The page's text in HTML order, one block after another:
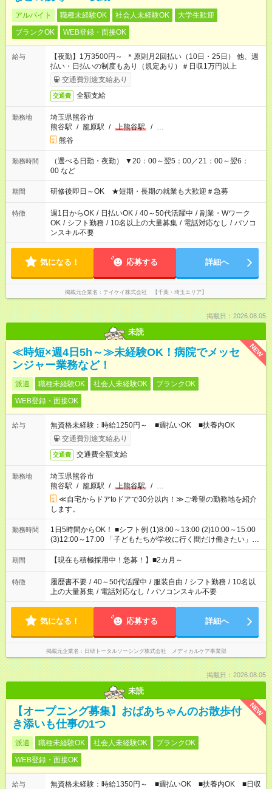
アルバイト 職種未経験OK 社会人未経験OK
大学生歓迎
ブランクOK
WEB登録・面接OK
給与
【夜勤】1万3500円～ ＊原則月2回払い（10日・25日） 他、週
払い・日払いの制度もあり（規定あり）＃日収1万円以上
交通費別途支給あり
交通費 全額支給
勤務地
埼玉県熊谷市
熊谷駅 / 籠原駅 / 上熊谷駅 / …
熊谷
勤務時間
（選べる日勤・夜勤） ▼20：00～翌5：00／21：00～翌6：
00 など
期間 研修後即日～OK ★短期・長期の就業も大歓迎＃急募
特徴 週1日からOK / 日払いOK / 40～50代活躍中 / 副業・Wワーク
OK / シフト勤務 / 10名以上の大量募集 / 電話対応なし / パソコ
ンスキル不要
気になる！ 応募する 詳細へ
掲載元企業名 テイケイ株式会社 【千葉・埼玉エリア】
掲載日：2026.08.05
未読
NEW
≪時短×週4日5h～≫未経験OK！病院でメッセ
ンジャー業務など！
派遣 職種未経験OK 社会人未経験OK
ブランクOK
WEB登録・面接OK
給与
無資格未経験：時給1250円～ ■週払いOK ■扶養内OK
交通費別途支給あり
交通費 交通費全額支給
勤務地
埼玉県熊谷市
熊谷駅 / 籠原駅 / 上熊谷駅 / …
≪自宅からドアtoドアで30分以内！≫ご希望の勤務地を紹介
します。
勤務時間
1日5時間からOK！ ■シフト例 (1)8:00～13:00 (2)10:00～15:00
(3)12:00～17:00 「子どもたちが学校に行く間だけ働きたい」
「余裕を持って夕飯の準備がしたい」 「午前中は働いて、午後
はプライベートの時間にしたい」 など、ご希望を教えてくださ
間と、もう1つのお仕事の勤務時間。 合計で週40時間を超える
場合は応募できません。
期間 【現在も積極採用中！急募！】■2カ月～
特徴 履歴書不要 / 40～50代活躍中 / 服装自由 / シフト勤務 / 10名以
上の大量募集 / 電話対応なし / パソコンスキル不要
気になる！ 応募する 詳細へ
掲載元企業名 日研トータルソーシング株式会社 メディカルケア事業部
掲載日：2026.08.05
未読
NEW
【オープニング募集】おばあちゃんのお散歩付
き添いも仕事の1つ
派遣 職種未経験OK 社会人未経験OK
ブランクOK
WEB登録・面接OK
給与
無資格未経験：時給1350円～ ■週払いOK ■扶養内OK ■日収